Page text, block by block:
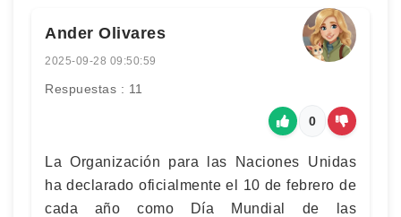
Ander Olivares
2025-09-28 09:50:59
Respuestas : 11
0
La Organización para las Naciones Unidas
ha declarado oficialmente el 10 de febrero de
cada año como Día Mundial de las